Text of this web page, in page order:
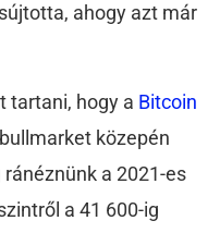
ahogy azt már
tartani, hogy a Bitcoin
közepén
a 2021-es
a 41 600-ig